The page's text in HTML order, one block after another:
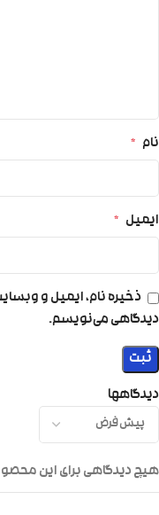
دیدگاهها
هیچ دیدگاهی برای این
نام *
ایمیل *
ذخیره نام، ایمیل و
دیدگاهی می‌نویسم.